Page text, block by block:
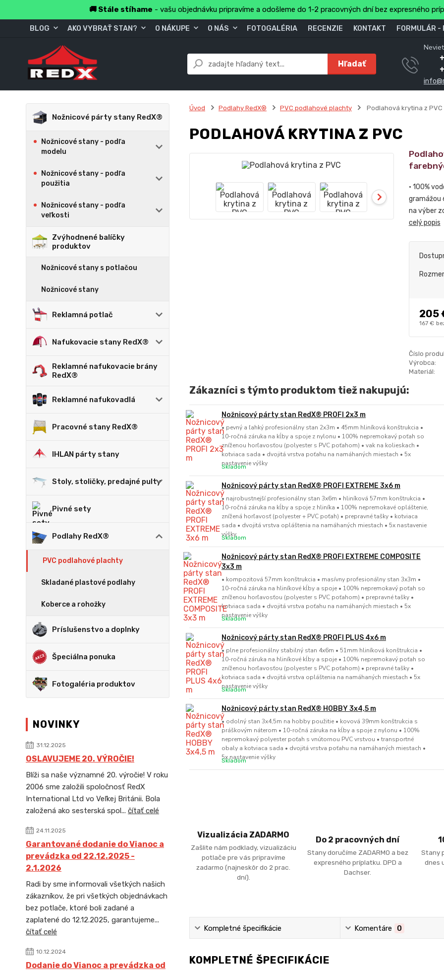
🚚 Stále stíhame - vašu objednávku pripravíme a odošleme do 1-2 pracovných dní bez expresného
BLOG AKO VYBRAŤ STAN? O NÁKUPE O NÁS FOTOGALÉRIA RECENZIE KONTAKT FORMULÁR -
Hľadať
Nožnicové párty stany RedX®
Nožnicové stany - podľa
modelu
Nožnicové stany - podľa
použitia
Nožnicové stany - podľa
veľkosti
Zvýhodnené balíčky
produktov
Nožnicové stany s potlačou
Nožnicové stany
Reklamná potlač
Nafukovacie stany RedX®
Reklamné nafukovacie brány
RedX®
Reklamné nafukovadlá
Pracovné stany RedX®
IHLAN párty stany
Stoly, stoličky, predajné pulty
Pivné sety
Podlahy RedX®
PVC podlahové plachty
Skladané plastové podlahy
Koberce a rohožky
Príslušenstvo a doplnky
Špeciálna ponuka
Fotogaléria produktov
NOVINKY
31.12.2025
OSLAVUJEME 20. VÝROČIE!
Blíži sa naše významné 20. výročie! V roku
2006 sme založili spoločnosť RedX
International Ltd vo Veľkej Británii. Bola
založená ako sesterská spol... čítať celé
24.11.2025
Garantované dodanie do Vianoc a
prevádzka od 22.12.2025 -
2.1.2026
Radi by sme informovali všetkých našich
zákazníkov, že pri všetkých objednávkach
bez potlače, ktoré boli zadané a
zaplatené do 12.12.2025, garantujeme...
čítať celé
10.12.2024
Dodanie do Vianoc a prevádzka od
Úvod Podlahy RedX® PVC podlahové plachty Podlahová krytina z PVC
PODLAHOVÁ KRYTINA Z PVC
• 100%
gramážou
na výber
celý popis
Rozmer
205
167 €
Číslo
Výrobca:
Materiál:
Zákazníci s týmto produktom tiež nakupujú:
Nožnicový párty stan RedX® PROFI 2x3 m
• pevný a ľahký profesionálny stan 2x3m • 45mm hliníková konštrukcia •
10-ročná záruka na kĺby a spoje z nylonu • 100% nepremokavý poťah so
zníženou horľavosťou (polyester s PVC poťahom) • vak na kolieskach •
kotviaca sada • dvojitá vrstva poťahu na namáhaných miestach • 5x
nastavenie výšky
Skladom
Nožnicový párty stan RedX® PROFI EXTREME 3x6 m
• najrobustnejší profesionálny stan 3x6m • hliníková 57mm konštrukcia •
10-ročná záruka na kĺby a spoje z hliníka • 100% nepremokavé opláštenie,
znížená horľavosť (polyester + PVC poťah) • prepravné tašky • kotviaca
sada • dvojitá vrstva opláštenia na namáhaných miestach • 5x nastavenie
výšky
Skladom
Nožnicový párty stan RedX® PROFI EXTREME COMPOSITE
3x3 m
• kompozitová 57mm konštrukcia • masívny profesionálny stan 3x3m •
10-ročná záruka na hliníkové kĺby a spoje • 100% nepremokavý poťah so
zníženou horľavosťou (polyester s PVC poťahom) • prepravné tašky •
kotviaca sada • dvojitá vrstva poťahu na namáhaných miestach • 5x
nastavenie výšky
Skladom
Nožnicový párty stan RedX® PROFI PLUS 4x6 m
• plne profesionálny stabilný stan 4x6m • 51mm hliníková konštrukcia •
10-ročná záruka na hliníkové kĺby a spoje • 100% nepremokavý poťah so
zníženou horľavosťou (polyester s PVC poťahom) • prepravné tašky •
kotviaca sada • dvojitá vrstva opláštenia na namáhaných miestach • 5x
nastavenie výšky
Skladom
Nožnicový párty stan RedX® HOBBY 3x4,5 m
• odolný stan 3x4,5m na hobby použitie • kovová 39mm konštrukcia s
práškovým náterom • 10-ročná záruka na kĺby a spoje z nylonu • 100%
nepremokavý polyester poťah s vnútornou PVC vrstvou • transportné
obaly a kotviaca sada • dvojitá vrstva poťahu na namáhaných miestach •
5x nastavenie výšky
Skladom
Vizualizácia ZADARMO
Zašlite nám podklady, vizualizáciu
potlače pre vás pripravíme
zadarmo (najneskôr do 2 prac.
dní).
Do 2 pracovných dní
Stany doručíme ZADARMO a bez
expresného príplatku. DPD a
Dachser.
Stany
dnes
Kompletné špecifikácie Komentáre 0
KOMPLETNÉ ŠPECIFIKÁCIE